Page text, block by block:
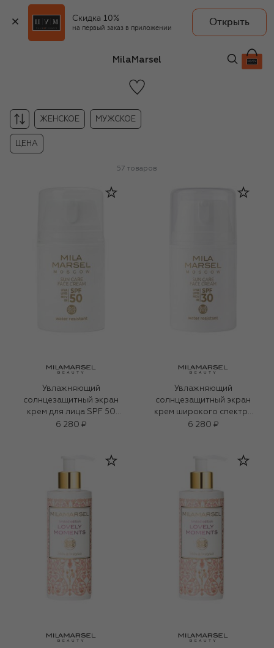
Скидка 10%
на первый заказ в приложении
Открыть
MilaMarsel
ЖЕНСКОЕ МУЖСКОЕ
ЦЕНА
57 товаров
Увлажняющий
солнцезащитный экран
крем для лица SPF 50
(50ml)
6 280 ₽
Увлажняющий
cолнцезащитный экран
крем широкого спектра
для лица SPF 30 (50ml)
6 280 ₽